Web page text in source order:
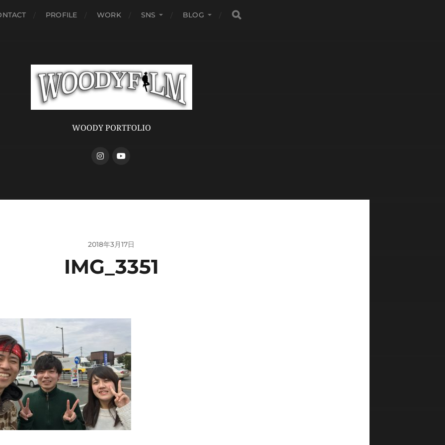
PROFILE WORK SNS BLOG
WOODY PORTFOLIO
2018年3月17日
IMG_3351